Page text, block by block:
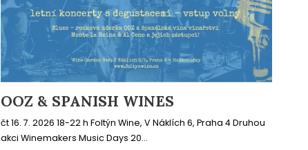
OOZ & SPANISH WINES
čt 16. 7. 2026 18-22 h Foltýn Wine, V Náklích 6, Praha 4 Druhou
akci Winemakers Music Days 20...